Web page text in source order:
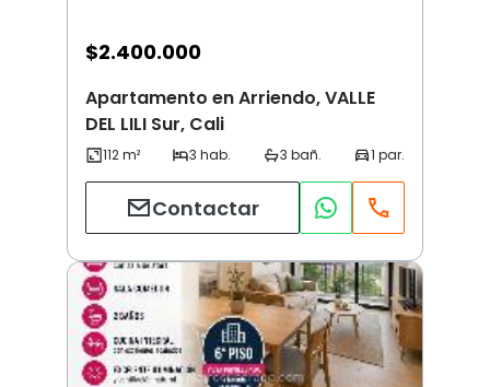
$2.400.000
Apartamento en Arriendo, VALLE
DEL LILI Sur, Cali
Contactar